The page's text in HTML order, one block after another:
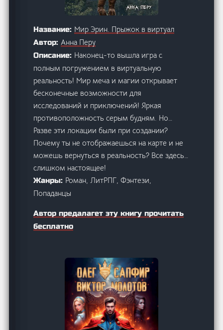
Название: Мир Эрин. Прыжок в виртуал
Автор:Анна Перу
Описание: Наконец-то вышла игра с
полным погружением в виртуальную
реальность! Мир меча и магии открывает
бесконечные возможности для
исследований и приключений! Яркая
противоположность серым будням. Но…
Разве эти локации были при создании?
Почему ты не отображаешься на карте и не
можешь вернуться в реальность? Все здесь…
слишком настоящее!
Жанры: Роман, ЛитРПГ, Фэнтези,
Попаданцы
Автор предалагет эту книгу прочитать
бесплатно